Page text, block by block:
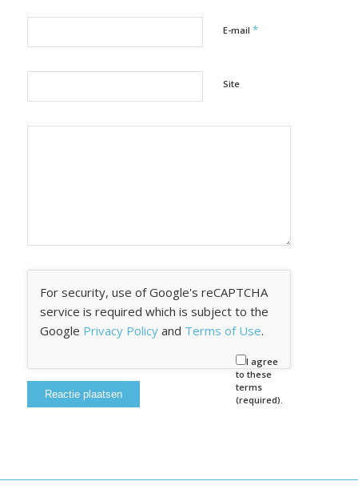
E-mail *
Site
For security, use of Google's reCAPTCHA
service is required which is subject to the
Google Privacy Policyand Terms of Use.
I agree
to these
terms
(required).